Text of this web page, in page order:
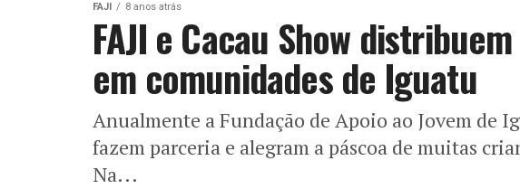
FAJI 8 anos atrás
FAJI e Cacau Show
em comunidades de Iguatu
Anualmente a Fundação de Apoio ao Jovem de
fazem parceria e alegram a páscoa de muitas
Na...